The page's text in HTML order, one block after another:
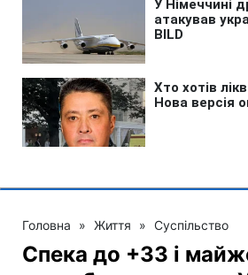
Головна » Життя » Суспільство
Спека до +33 і